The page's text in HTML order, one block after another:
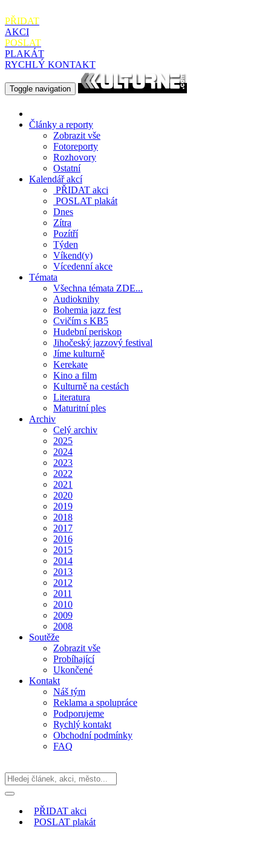
PŘIDAT
AKCI
POSLAT
PLAKÁT
RYCHLÝ KONTAKT
Toggle navigation
Články a reporty
Zobrazit vše
Fotoreporty
Rozhovory
Ostatní
Kalendář akcí
PŘIDAT akci
POSLAT plakát
Dnes
Zítra
Pozítří
Týden
Víkend(y)
Vícedenní akce
Témata
Všechna témata ZDE...
Audioknihy
Bohemia jazz fest
Cvičím s KB5
Hudební periskop
Jihočeský jazzový festival
Jíme kulturně
Kerekate
Kino a film
Kulturně na cestách
Literatura
Maturitní ples
Archiv
Celý archiv
2025
2024
2023
2022
2021
2020
2019
2018
2017
2016
2015
2014
2013
2012
2011
2010
2009
2008
Soutěže
Zobrazit vše
Probíhající
Ukončené
Kontakt
Náš tým
Reklama a spolupráce
Podporujeme
Rychlý kontakt
Obchodní podmínky
FAQ
PŘIDAT akci
POSLAT plakát